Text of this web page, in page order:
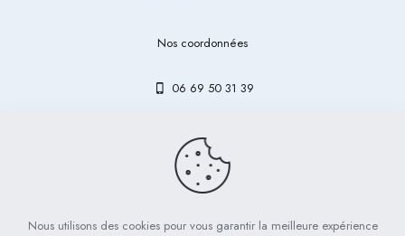
Nos coordonnées
06 69 50 31 39
Nous utilisons des cookies pour vous garantir la meilleure expérience